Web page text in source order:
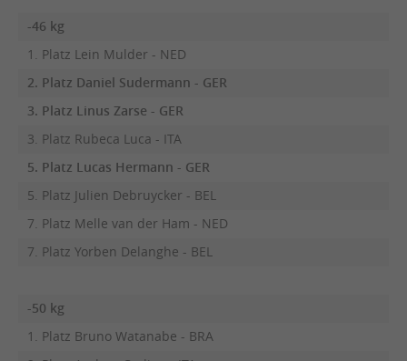
-46 kg
1. Platz Lein Mulder - NED
2. Platz Daniel Sudermann - GER
3. Platz Linus Zarse - GER
3. Platz Rubeca Luca - ITA
5. Platz Lucas Hermann - GER
5. Platz Julien Debruycker - BEL
7. Platz Melle van der Ham - NED
7. Platz Yorben Delanghe - BEL
-50 kg
1. Platz Bruno Watanabe - BRA